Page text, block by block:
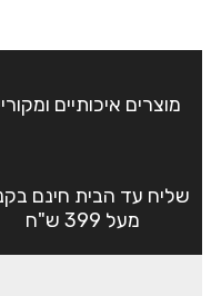
מוצרים איכותיים
שליח עד הבית חינם
מעל 399 ש"ח